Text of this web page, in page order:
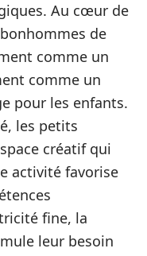
Au cœur de
de
comme un
comme un
pour les enfants.
les petits
créatif qui
activité favorise
fine, la
leur besoin